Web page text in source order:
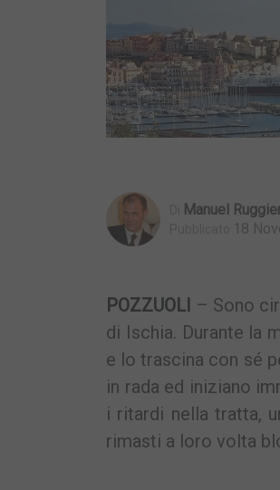
Manuel
18
POZZUOLI – Sono
di Ischia. Durante la
e lo trascina con sé
in rada ed iniziano
i ritardi nella tratta,
rimasti a loro volta